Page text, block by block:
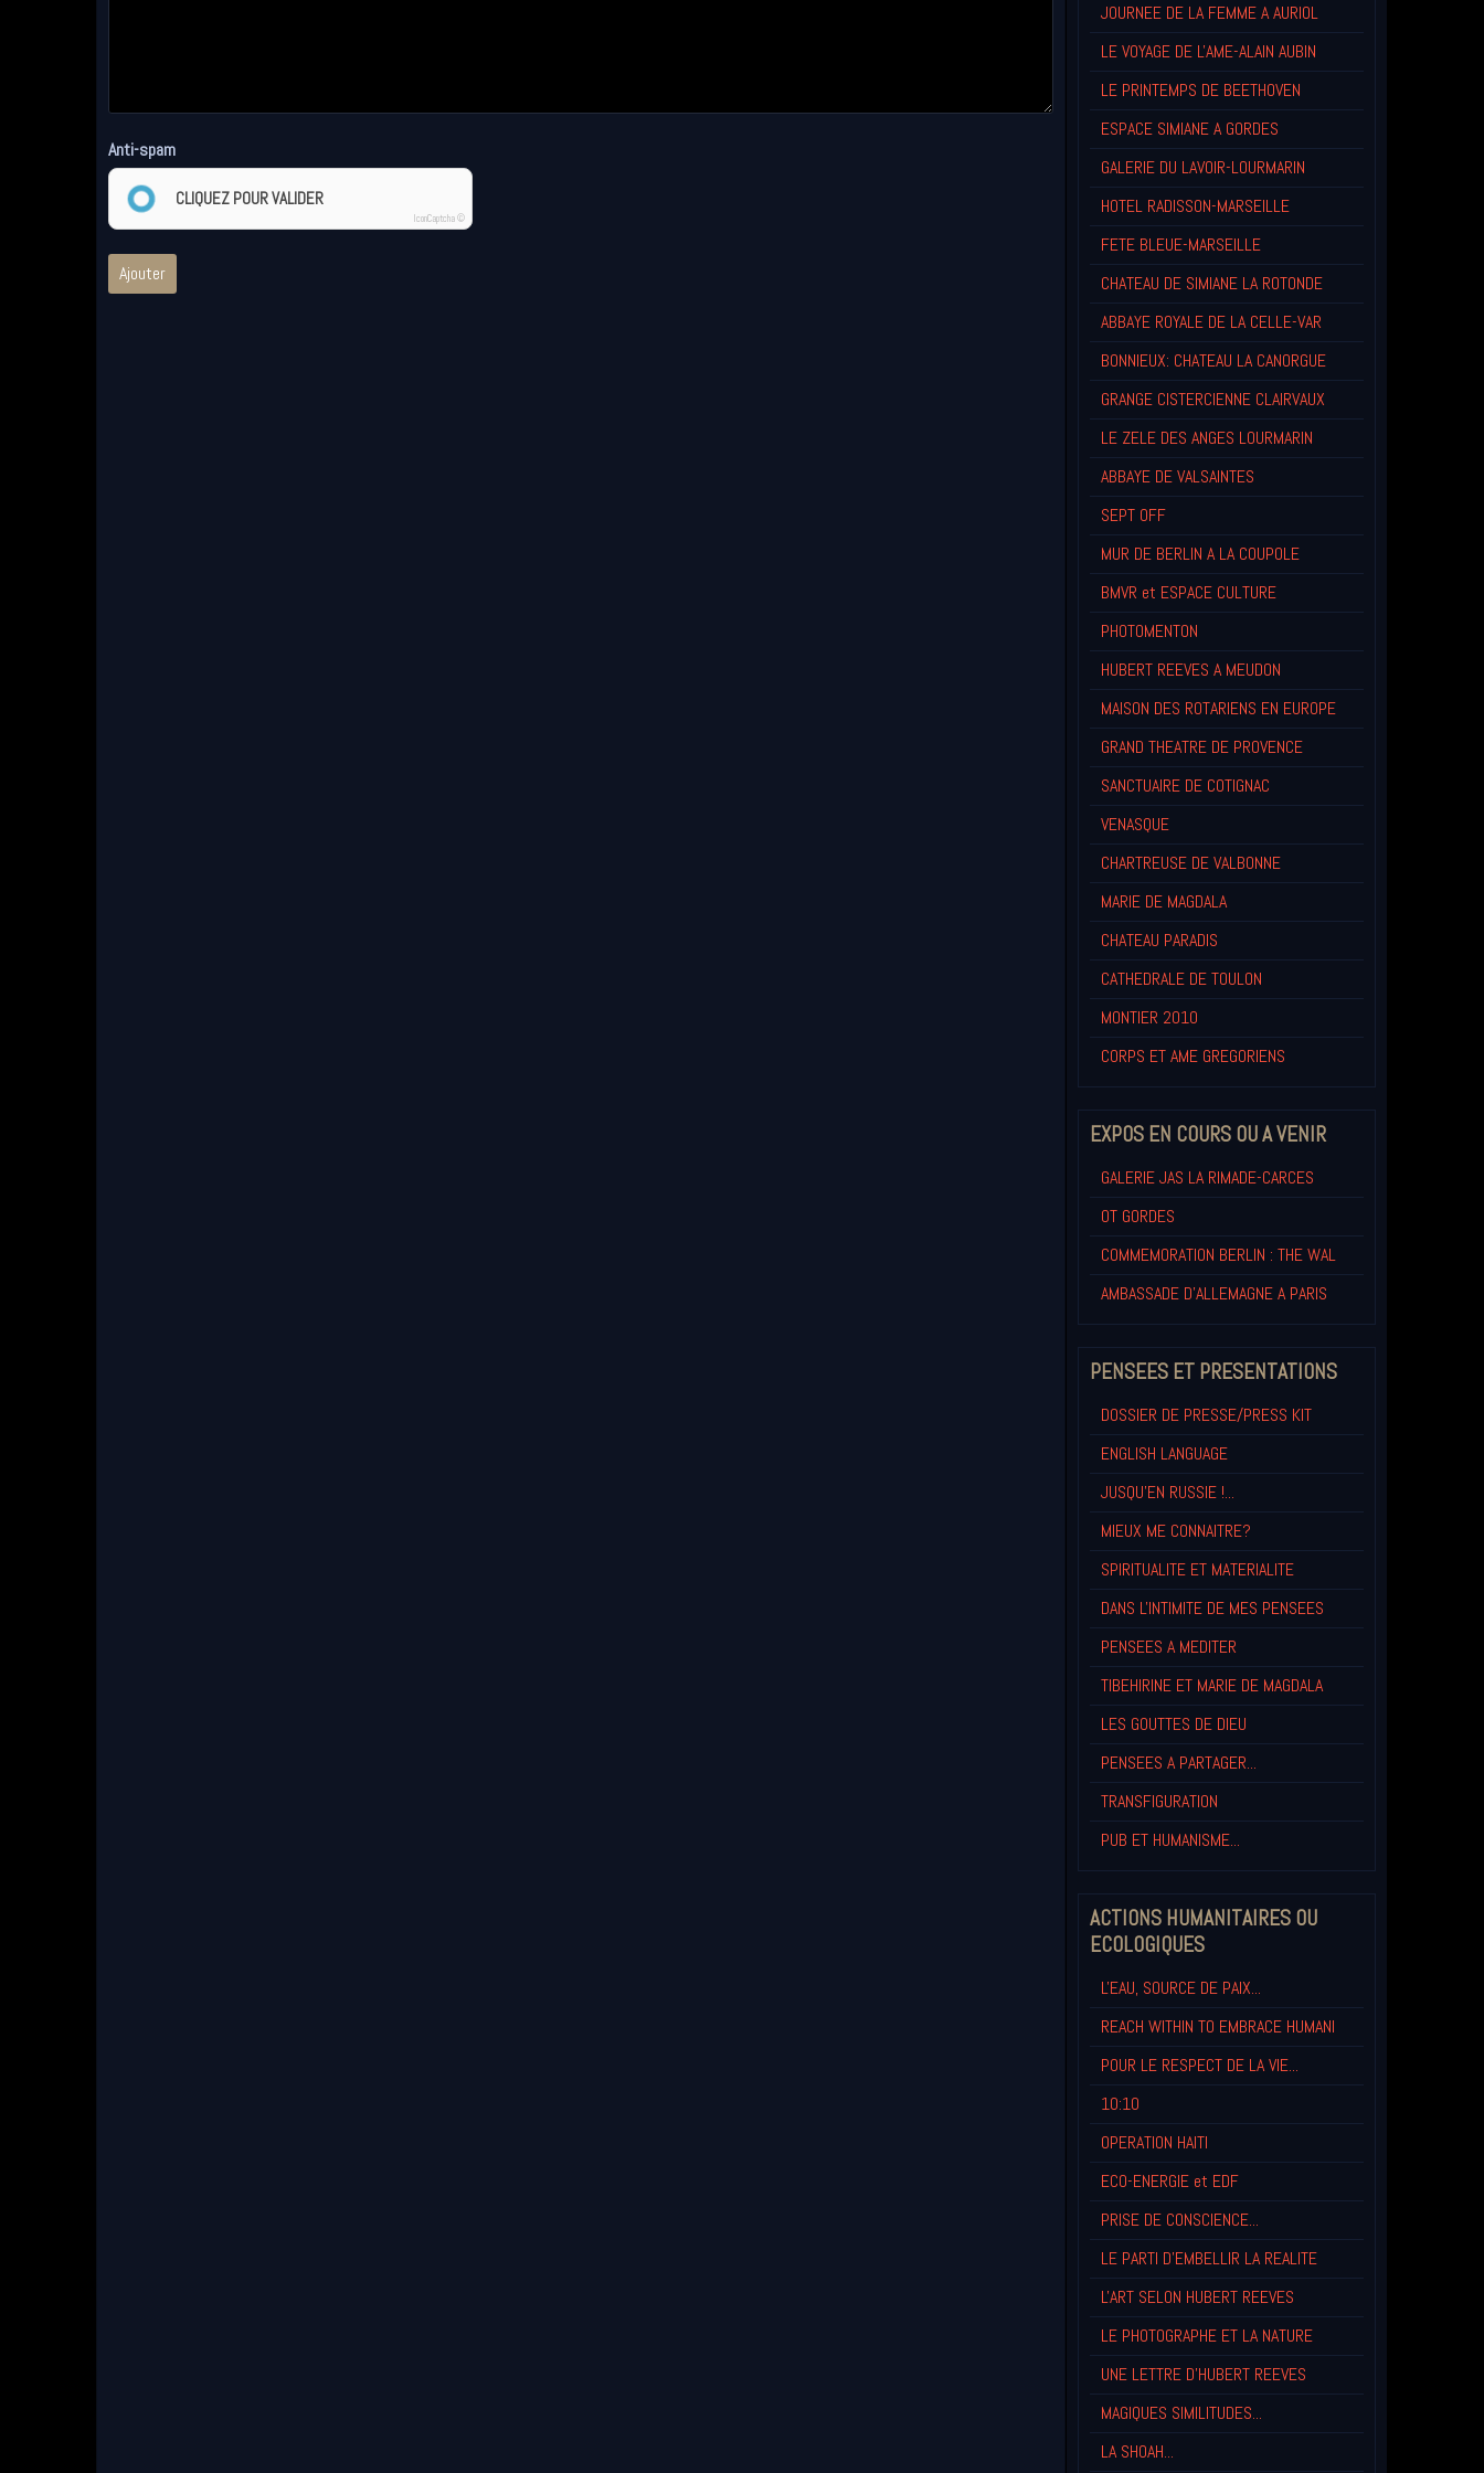
Anti-spam
CLIQUEZ POUR VALIDER
IconCaptcha ©
Ajouter
JOURNEE DE LA FEMME A AURIOL
LE VOYAGE DE L'AME-ALAIN AUBIN
LE PRINTEMPS DE BEETHOVEN
ESPACE SIMIANE A GORDES
GALERIE DU LAVOIR-LOURMARIN
HOTEL RADISSON-MARSEILLE
FETE BLEUE-MARSEILLE
CHATEAU DE SIMIANE LA ROTONDE
ABBAYE ROYALE DE LA CELLE-VAR
BONNIEUX: CHATEAU LA CANORGUE
GRANGE CISTERCIENNE CLAIRVAUX
LE ZELE DES ANGES LOURMARIN
ABBAYE DE VALSAINTES
SEPT OFF
MUR DE BERLIN A LA COUPOLE
BMVR et ESPACE CULTURE
PHOTOMENTON
HUBERT REEVES A MEUDON
MAISON DES ROTARIENS EN EUROPE
GRAND THEATRE DE PROVENCE
SANCTUAIRE DE COTIGNAC
VENASQUE
CHARTREUSE DE VALBONNE
MARIE DE MAGDALA
CHATEAU PARADIS
CATHEDRALE DE TOULON
MONTIER 2010
CORPS ET AME GREGORIENS
EXPOS EN COURS OU A VENIR
GALERIE JAS LA RIMADE-CARCES
OT GORDES
COMMEMORATION BERLIN : THE WAL
AMBASSADE D'ALLEMAGNE A PARIS
PENSEES ET PRESENTATIONS
DOSSIER DE PRESSE/PRESS KIT
ENGLISH LANGUAGE
JUSQU'EN RUSSIE !...
MIEUX ME CONNAITRE?
SPIRITUALITE ET MATERIALITE
DANS L'INTIMITE DE MES PENSEES
PENSEES A MEDITER
TIBEHIRINE ET MARIE DE MAGDALA
LES GOUTTES DE DIEU
PENSEES A PARTAGER...
TRANSFIGURATION
PUB ET HUMANISME...
ACTIONS HUMANITAIRES OU
ECOLOGIQUES
L'EAU, SOURCE DE PAIX...
REACH WITHIN TO EMBRACE HUMANI
POUR LE RESPECT DE LA VIE...
10:10
OPERATION HAITI
ECO-ENERGIE et EDF
PRISE DE CONSCIENCE...
LE PARTI D'EMBELLIR LA REALITE
L'ART SELON HUBERT REEVES
LE PHOTOGRAPHE ET LA NATURE
UNE LETTRE D'HUBERT REEVES
MAGIQUES SIMILITUDES...
LA SHOAH...